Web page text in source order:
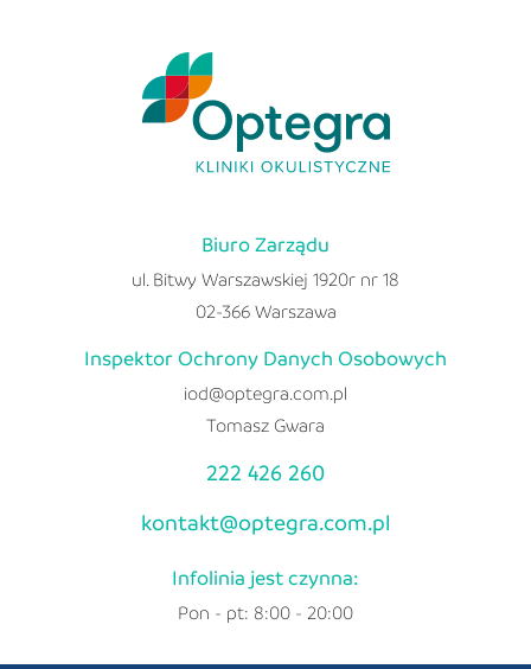
Biuro Zarządu
ul. Bitwy Warszawskiej 1920r nr 18
02-366 Warszawa
Inspektor Ochrony Danych Osobowych
iod@optegra.com.pl
Tomasz Gwara
222 426 260
kontakt@optegra.com.pl
Infolinia jest czynna:
Pon - pt: 8:00 - 20:00